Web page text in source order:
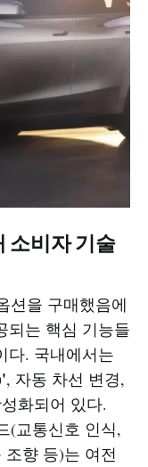
소비자 기술
션을 구매했음에
되는 핵심 기능들
다. 국내에서는
, 자동 차선 변경,
화되어 있다.
(교통신호 인식,
향 등)는 여전